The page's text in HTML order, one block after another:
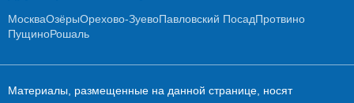
МоскваОзёрыОрехово-ЗуевоПавловский ПосадПротвино
ПущиноРошаль
Материалы, размещенные на данной странице, носят